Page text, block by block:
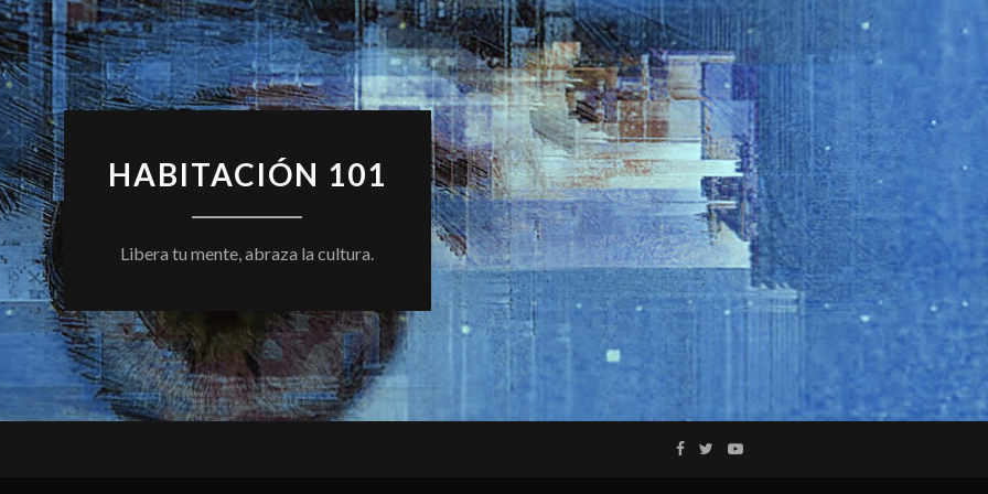
HABITACIÓN 101
Libera tu mente, abraza la cultura.